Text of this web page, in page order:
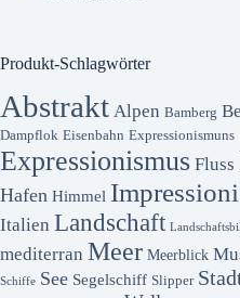
Produkt-Schlagwörter
Abstrakt Alpen Bamberg
Dampflok Eisenbahn Expressionismuns
Expressionismus Fluss
Hafen Himmel
Italien Landschaft
mediterran Meer Meerblick
Schiffe See Segelschiff Slipper